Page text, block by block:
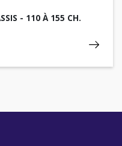
- 110 À 155 CH.